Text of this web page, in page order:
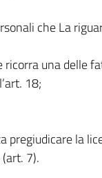
che La
una delle
18;
la
7).